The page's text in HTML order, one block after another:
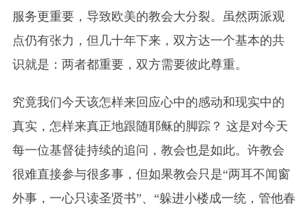
服务更重要，导致欧美的教会大分裂。虽然两派观
点仍有张力，但几十年下来，双方达一个基本的共
识就是：两者都重要，双方需要彼此尊重。
究竟我们今天该怎样来回应心中的感动和现实中的
真实，怎样来真正地跟随耶稣的脚踪？ 这是对今天
每一位基督徒持续的追问，教会也是如此。许教会
很难直接参与很多事，但如果教会只是“两耳不闻窗
外事，一心只读圣贤书”、“躲进小楼成一统，管他春